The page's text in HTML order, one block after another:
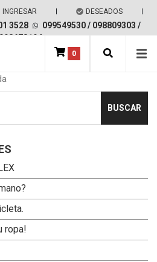
INGRESAR | DESEADOS |
3528 099549530/ 098809303 /
0
ropa!